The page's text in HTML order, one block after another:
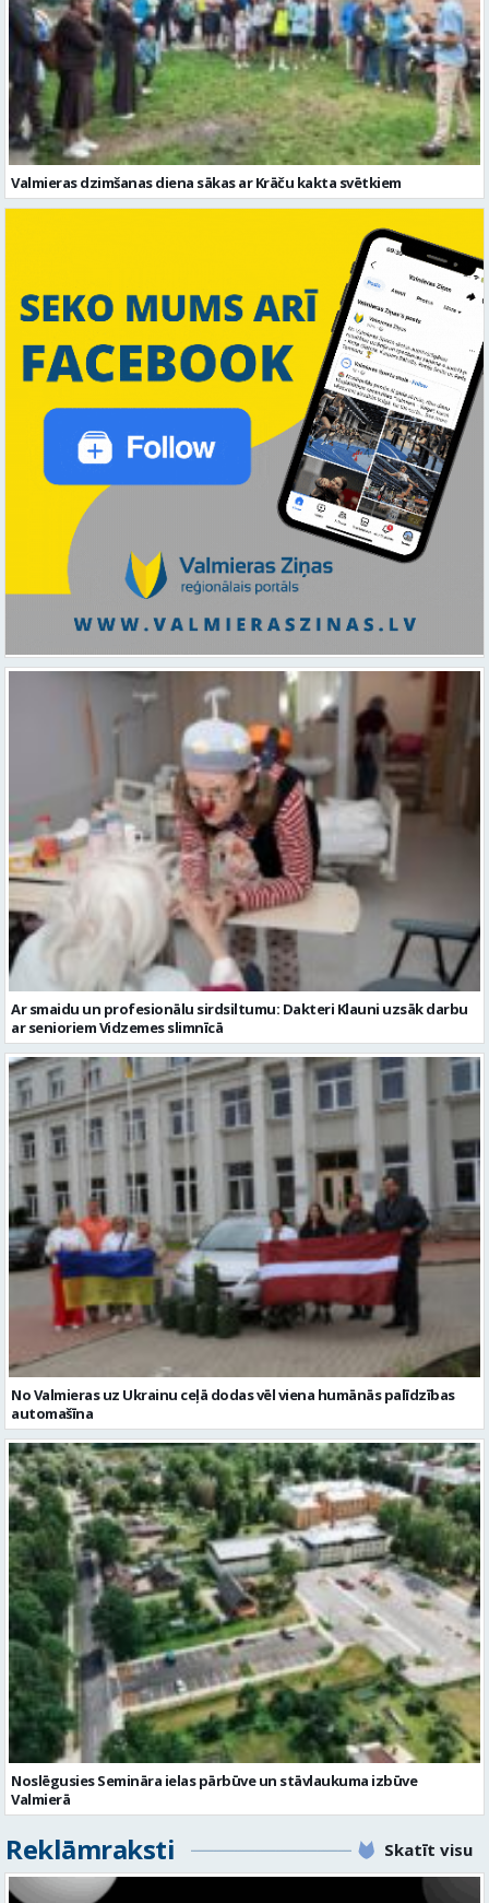
Valmieras dzimšanas diena sākas ar Krāču kakta svētkiem
Ar smaidu un profesionālu sirdsiltumu: Dakteri Klauni uzsāk darbu
ar senioriem Vidzemes slimnīcā
No Valmieras uz Ukrainu ceļā dodas vēl viena humānās palīdzības
automašīna
Noslēgusies Semināra ielas pārbūve un stāvlaukuma izbūve
Valmierā
Reklāmraksti Skatīt visu